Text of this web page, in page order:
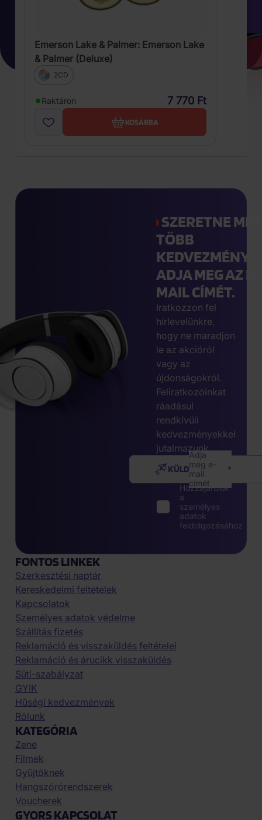
Emerson Lake & Palmer: Emerson Lake
& Palmer (Deluxe)
2CD
Raktáron 7 770 Ft
KOSÁRBA
SZERETNE MÉG
TÖBB
ADJA MEG AZ E-
MAIL CÍMÉT.
Iratkozzon fel
hírlevelünkre,
hogy ne maradjon
le az akcióról
vagy az
újdonságokról.
Feliratkozóinkat
ráadásul
rendkívüli
kedvezményekkel
jutalmazunk.
Adja
meg e-
mail
címét
KÜLDÉS
Hozzájárulok
a
személyes
adatok
feldolgozásához
FONTOS LINKEK
Szerkesztési naptár
Kereskedelmi feltételek
Kapcsolatok
Személyes adatok védelme
Szállítás fizetés
Reklamáció és visszaküldés feltételei
Reklamáció és árucikk visszaküldés
Süti-szabályzat
GYIK
Hűségi kedvezmények
Rólunk
KATEGÓRIA
Zene
Filmek
Gyűjtőknek
Hangszórórendszerek
Voucherek
GYORS KAPCSOLAT